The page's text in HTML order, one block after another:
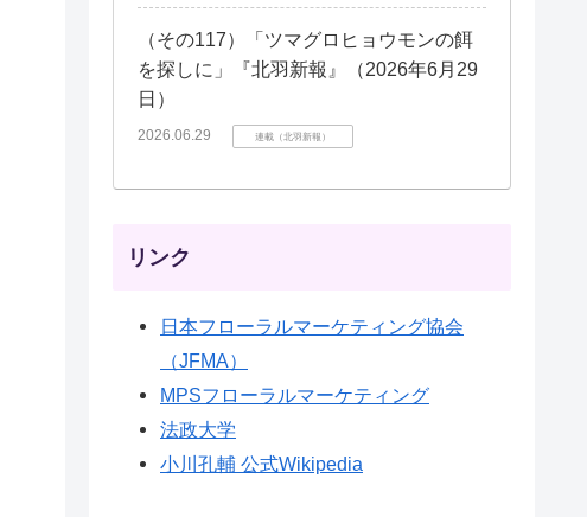
（その117）「ツマグロヒョウモンの餌
を探しに」『北羽新報』（2026年6月29
日）
2026.06.29 連載（北羽新報）
リンク
日本フローラルマーケティング協会
（JFMA）
MPSフローラルマーケティング
法政大学
小川孔輔 公式Wikipedia